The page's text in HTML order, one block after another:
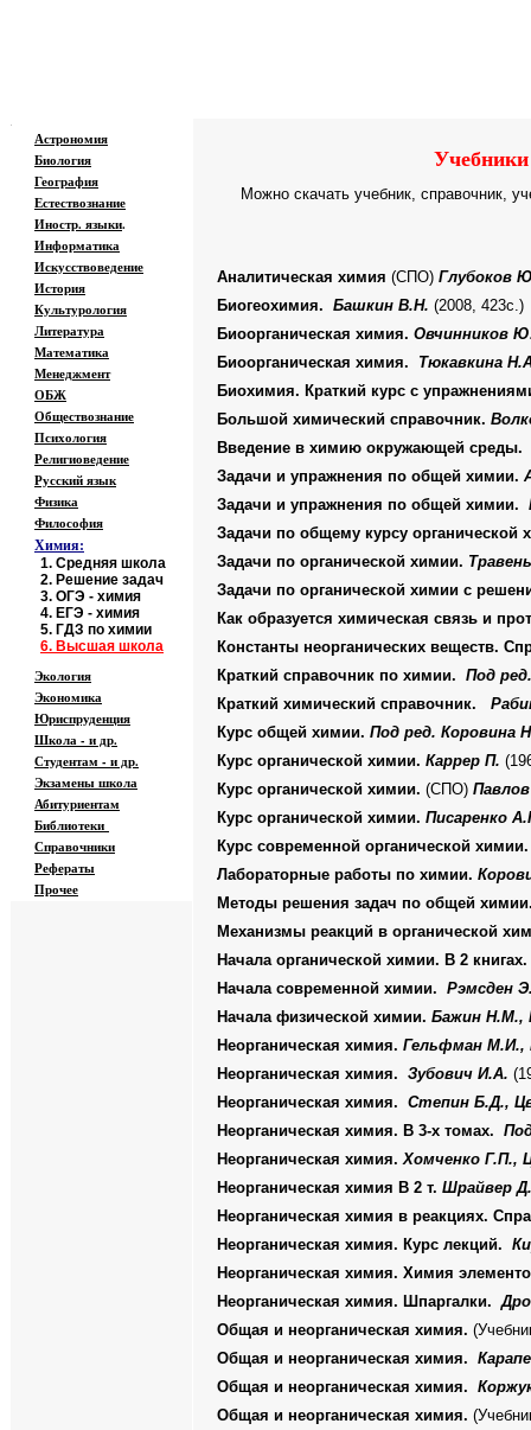
Можно скачать учебник, справочник,
Аналитическая химия (СПО) Глубоков
Биогеохимия. Башкин В.Н. (2008, 423с.)
Биоорганическая химия. Овчинников
Биоорганическая химия. Тюкавкина
Биохимия. Краткий курс с
Большой химический справочник.
Введение в химию окружающей среды.
Задачи и упражнения по общей химии.
Задачи и упражнения по общей химии.
Задачи по общему курсу
Задачи по органической химии.
Задачи по органической химии с
Как образуется химическая связь и
Константы неорганических веществ.
Краткий справочник по химии. Под
Краткий химический справочник.
Курс общей химии. Под ред. Коровина
Курс органической химии. Каррер П.
Курс органической химии. (СПО)
Курс органической химии. Писаренко
Курс современной органической
Лабораторные работы по химии.
Методы решения задач по общей
Механизмы реакций в органической
Начала органической химии. В 2 книгах.
Начала современной химии. Рэмсден
Начала физической химии. Бажин Н.М.,
Неорганическая химия. Гельфман
Неорганическая химия. Зубович И.А.
Неорганическая химия. Степин Б.Д.,
Неорганическая химия. В 3-х томах.
Неорганическая химия.Хомченко Г.П.,
Неорганическая химия В 2 т. Шрайвер
Неорганическая химия в реакциях.
Неорганическая химия. Курс лекций.
Неорганическая химия. Химия
Неорганическая химия. Шпаргалки.
Общая и неорганическая химия.
Общая и неорганическая химия.
Общая и неорганическая химия.
Общая и неорганическая химия.
Астрономия
Биология
География
Естествознание
Иностр. языки.
Информатика
Искусствоведение
История
Культурология
Литература
Математика
Менеджмент
ОБЖ
Обществознание
Психология
Религиоведение
Русский язык
Физика
Философия
Химия:
1. Средняя школа
2. Решение задач
3. ОГЭ - химия
4. ЕГЭ - химия
5. ГДЗ по химии
6. Высшая школа
Экология
Экономика
Юриспруденция
Школа - и др.
Студентам - и др.
Экзаменышкола
Абитуриентам
Библиотеки
Справочники
Рефераты
Прочее